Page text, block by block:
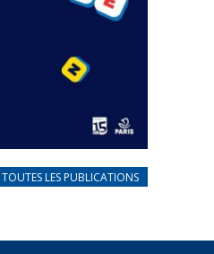
mieux les réfugiés
LES PUBLICATIONS